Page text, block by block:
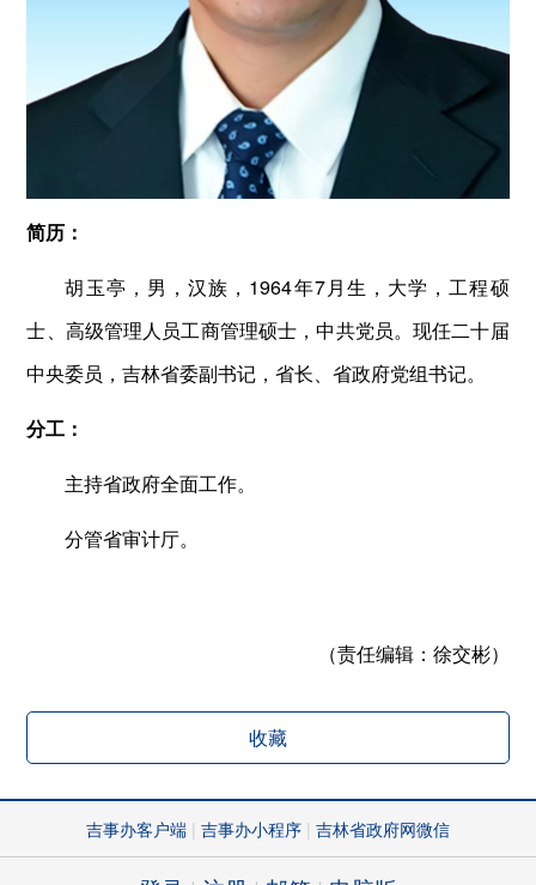
简历：
胡玉亭，男，汉族，1964年7月生，大学，工程硕
士、高级管理人员工商管理硕士，中共党员。现任二十届
中央委员，吉林省委副书记，省长、省政府党组书记。
分工：
主持省政府全面工作。
分管省审计厅。
（责任编辑： 徐交彬）
收藏